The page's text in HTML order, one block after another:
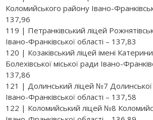
Коломийського району Івано-
137,96
119 | Петранківський ліцей
Івано-Франківської області – 137,83
120 | Козаківський ліцей імені
Болехівської міської ради Івано-
137,86
121 | Долинський ліцей №7 Долинської
Івано-Франківської області – 137,58
122 | Коломийський ліцей №8